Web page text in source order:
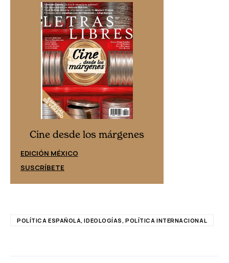
Cine desde los márgenes
EDICIÓN MÉXICO
SUSCRÍBETE
POLÍTICA ESPAÑOLA, IDEOLOGÍAS, POLÍTICA INTERNACIONAL